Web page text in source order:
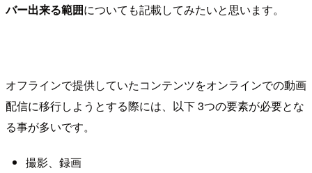
バー出来る範囲についても記載してみたいと思います。
オフラインで提供していたコンテンツをオンラインでの動画
配信に移行しようとする際には、以下 3つの要素が必要とな
る事が多いです。
撮影、録画